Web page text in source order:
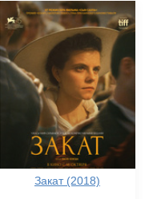
Закат (2018)